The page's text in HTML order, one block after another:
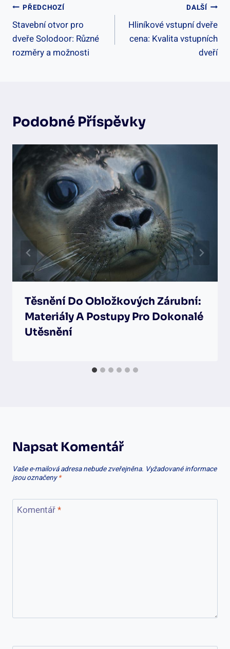
Navigace
Pro
Příspěvek
PŘEDCHOZÍ
Stavební otvor pro
dveře Solodoor: Různé
rozměry a možnosti
DALŠÍ
Hliníkové vstupní dveře
cena: Kvalita vstupních
dveří
Podobné Příspěvky
Těsnění Do Obložkových Zárubní:
Materiály A Postupy Pro Dokonalé
Utěsnění
Napsat Komentář
Vaše e-mailová adresa nebude zveřejněna. Vyžadované informace
jsou označeny*
Komentář*